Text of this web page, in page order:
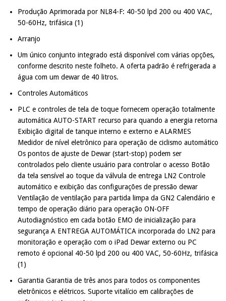
Produção Aprimorada por NL84-F: 40-50 lpd 200 ou 400 VAC,
50-60Hz, trifásica (1)
Arranjo
Um único conjunto integrado está disponível com várias opções,
conforme descrito neste folheto. A oferta padrão é refrigerada a
água com um dewar de 40 litros.
Controles Automáticos
PLC e controles de tela de toque fornecem operação totalmente
automática AUTO-START recurso para quando a energia retorna
Exibição digital de tanque interno e externo e ALARMES
Medidor de nível eletrônico para operação de ciclismo automático
Os pontos de ajuste de Dewar (start-stop) podem ser
controlados pelo cliente usuário para controlar o acesso Botão
da tela sensível ao toque da válvula de entrega LN2 Controle
automático e exibição das configurações de pressão dewar
Ventilação de ventilação para partida limpa da GN2 Calendário e
tempo de operação diário para operação ON-OFF
Autodiagnóstico em cada botão EMO de inicialização para
segurança A ENTREGA AUTOMÁTICA incorporada do LN2 para
monitoração e operação com o iPad Dewar externo ou PC
remoto é opcional 40-50 lpd 200 ou 400 VAC, 50-60Hz, trifásica
(1)
Garantia Garantia de três anos para todos os componentes
eletrônicos e elétricos. Suporte vitalício em calibrações de